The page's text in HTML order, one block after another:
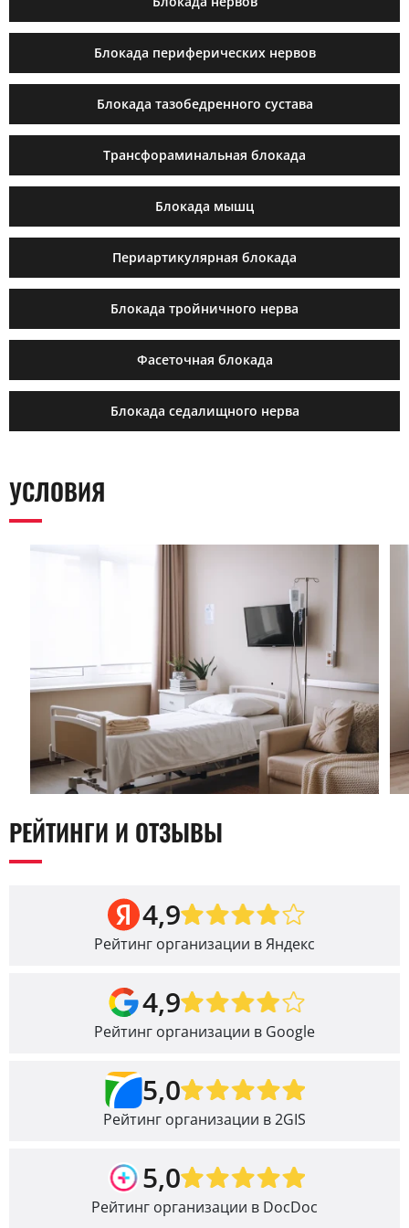
Блокада периферических нервов
Блокада тазобедренного сустава
Трансфораминальная блокада
Блокада мышц
Периартикулярная блокада
Блокада тройничного нерва
Фасеточная блокада
Блокада седалищного нерва
УСЛОВИЯ
РЕЙТИНГИ И ОТЗЫВЫ
4,9
Рейтинг организации в Яндекс
4,9
Рейтинг организации в Google
5,0
Рейтинг организации в 2GIS
5,0
Рейтинг организации в DocDoc